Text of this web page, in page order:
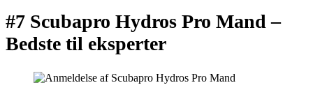
#7 Scubapro Hydros Pro Mand –
Bedste til eksperter